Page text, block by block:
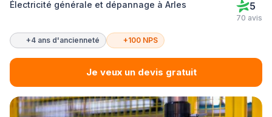
Électricité générale et dépannage à Arles 5
70 avis
+4 ans d'ancienneté +100 NPS
Je veux un devis gratuit